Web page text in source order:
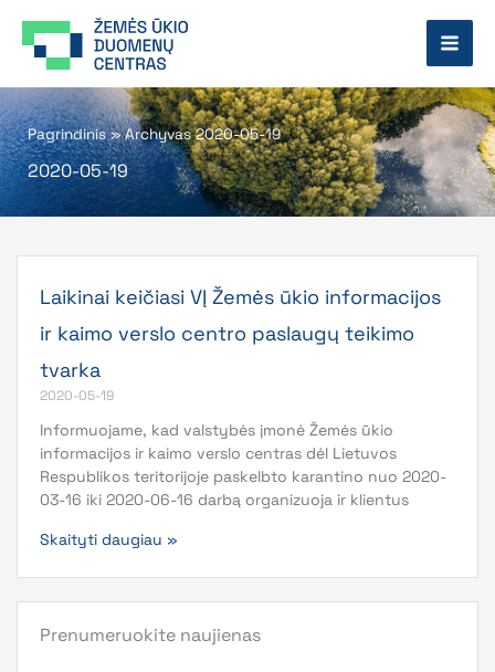
prie
Pagrindinis»Archyvas 2020-05-19
2020-05-19
Laikinai keičiasi VĮ Žemės ūkio informacijos
ir kaimo verslo centro paslaugų teikimo
tvarka
2020-05-19
Informuojame, kad valstybės įmonė Žemės ūkio
informacijos ir kaimo verslo centras dėl Lietuvos
Respublikos teritorijoje paskelbto karantino nuo 2020-
03-16 iki 2020-06-16 darbą organizuoja ir klientus
Skaityti daugiau »
Prenumeruokite naujienas